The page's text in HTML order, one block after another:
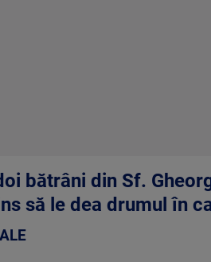
bătrâni din Sf.
să le dea drumul în